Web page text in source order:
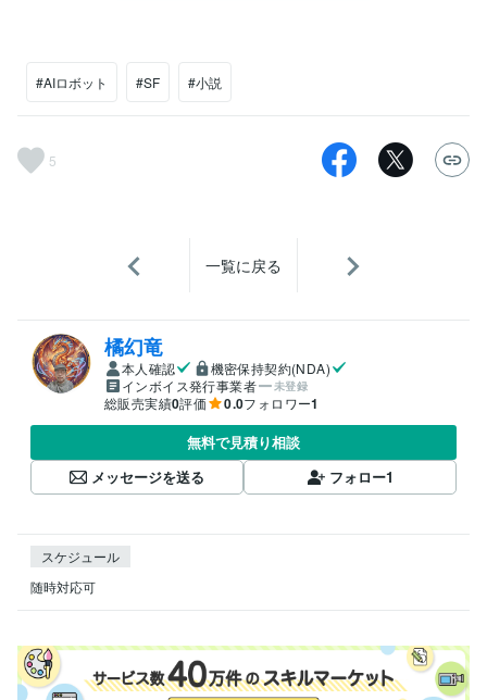
#AIロボット #SF #小説
5
一覧に戻る
橘幻竜
本人確認
機密保持契約(NDA)
インボイス発行事業者
未登録
総販売実績0評価 0.0フォロワー1
無料で見積り相談
メッセージを送る
フォロー1
スケジュール
随時対応可